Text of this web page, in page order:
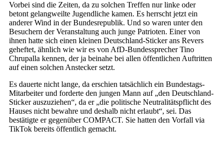
Vorbei sind die Zeiten, da zu solchen Treffen nur linke oder
betont gelangweilte Jugendliche kamen. Es herrscht jetzt ein
anderer Wind in der Bundesrepublik. Und so waren unter den
Besuchern der Veranstaltung auch junge Patrioten. Einer von
ihnen hatte sich einen kleinen Deutschland-Sticker ans Revers
geheftet, ähnlich wie wir es von AfD-Bundessprecher Tino
Chrupalla kennen, der ja beinahe bei allen öffentlichen Auftritten
auf einen solchen Anstecker setzt.
Es dauerte nicht lange, da erschien tatsächlich ein Bundestags-
Mitarbeiter und forderte den jungen Mann auf „den Deutschland-
Sticker auszuziehen“, da er „die politische Neutralitätspflicht des
Hauses nicht bewahre und deshalb nicht erlaubt“, sei. Das
bestätigte er gegenüber COMPACT. Sie hatten den Vorfall via
TikTok bereits öffentlich gemacht.